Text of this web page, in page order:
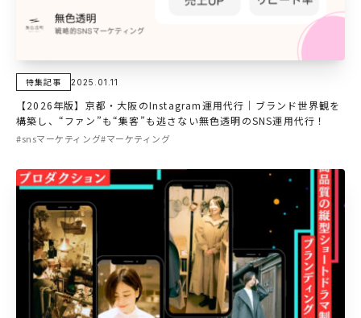
特集記事 2025.01.11
【2026年版】京都・大阪のInstagram運用代行｜ブランド世界観を
構築し、“ファン”も“集客”も逃さない無色透明のSNS運用代行！
#snsマーケティング#マーケティング